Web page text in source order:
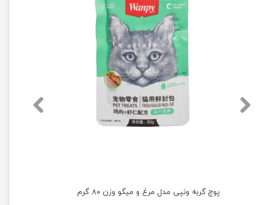
پوچ گربه ونپی مدل مرغ و میگو وزن ۸۰ گرم